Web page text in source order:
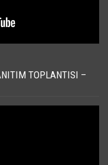
TOPLANTISI –